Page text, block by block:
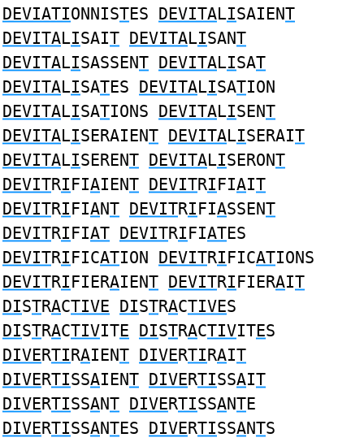
DEVIATIONNISTES DEVITALISAIENT
DEVITALISAIT DEVITALISANT
DEVITALISASSENT DEVITALISAT
DEVITALISATES DEVITALISATION
DEVITALISATIONS DEVITALISENT
DEVITALISERAIENT DEVITALISERAIT
DEVITALISERENT DEVITALISERONT
DEVITRIFIAIENT DEVITRIFIAIT
DEVITRIFIANT DEVITRIFIASSENT
DEVITRIFIAT DEVITRIFIATES
DEVITRIFICATION DEVITRIFICATIONS
DEVITRIFIERAIENT DEVITRIFIERAIT
DISTRACTIVE DISTRACTIVES
DISTRACTIVITE DISTRACTIVITES
DIVERTIRAIENT DIVERTIRAIT
DIVERTISSAIENT DIVERTISSAIT
DIVERTISSANT DIVERTISSANTE
DIVERTISSANTES DIVERTISSANTS